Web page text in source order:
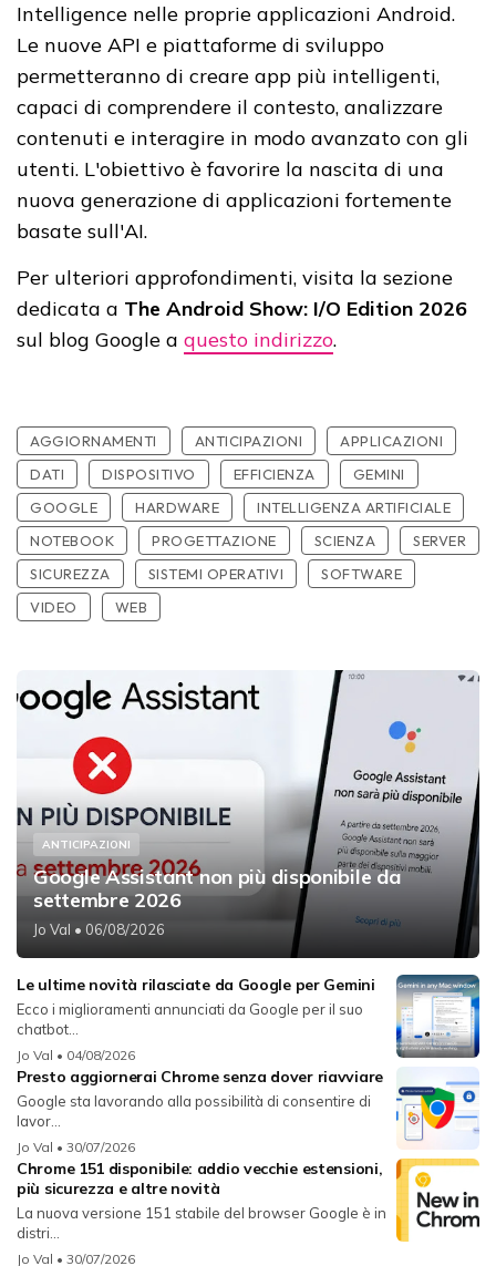
Intelligence nelle proprie applicazioni Android.
Le nuove API e piattaforme di sviluppo
permetteranno di creare app più intelligenti,
capaci di comprendere il contesto, analizzare
contenuti e interagire in modo avanzato con gli
utenti. L'obiettivo è favorire la nascita di una
nuova generazione di applicazioni fortemente
basate sull'AI.
Per ulteriori approfondimenti, visita la sezione
dedicata a The Android Show: I/O Edition 2026
sul blog Google a questo indirizzo.
AGGIORNAMENTI ANTICIPAZIONI
APPLICAZIONI
DATI
DISPOSITIVO EFFICIENZA
GEMINI
GOOGLE
HARDWARE
INTELLIGENZA ARTIFICIALE
NOTEBOOK
PROGETTAZIONE SCIENZA
SERVER
SICUREZZA
SISTEMI OPERATIVI
SOFTWARE
VIDEO
WEB
ANTICIPAZIONI
Google Assistant non più disponibile da
settembre 2026
Jo Val • 06/08/2026
Le ultime novità rilasciate da Google per Gemini
Ecco i miglioramenti annunciati da Google per il suo
chatbot...
Jo Val • 04/08/2026
Presto aggiornerai Chrome senza dover riavviare
Google sta lavorando alla possibilità di consentire di
lavor...
Jo Val • 30/07/2026
Chrome 151 disponibile: addio vecchie estensioni,
più sicurezza e altre novità
La nuova versione 151 stabile del browser Google è in
distri...
Jo Val • 30/07/2026